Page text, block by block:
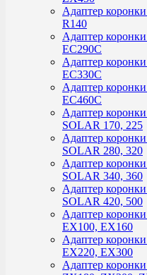
Адаптер
R140
Адаптер
EC290C
Адаптер
EC330C
Адаптер
EC460C
Адаптер
SOLAR 170, 225
Адаптер
SOLAR 280, 320
Адаптер
SOLAR 340, 360
Адаптер
SOLAR 420, 500
Адаптер
EX100, EX160
Адаптер
EX220, EX300
Адаптер